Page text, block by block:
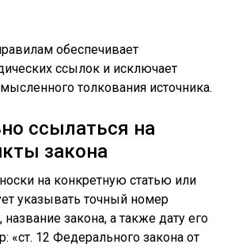
обеспечивает
ссылок и исключает
толкования источника.
ссылаться на
закона
на конкретную статью или
указывать точный номер
название закона, а также дату его
«ст. 12 Федерального закона от